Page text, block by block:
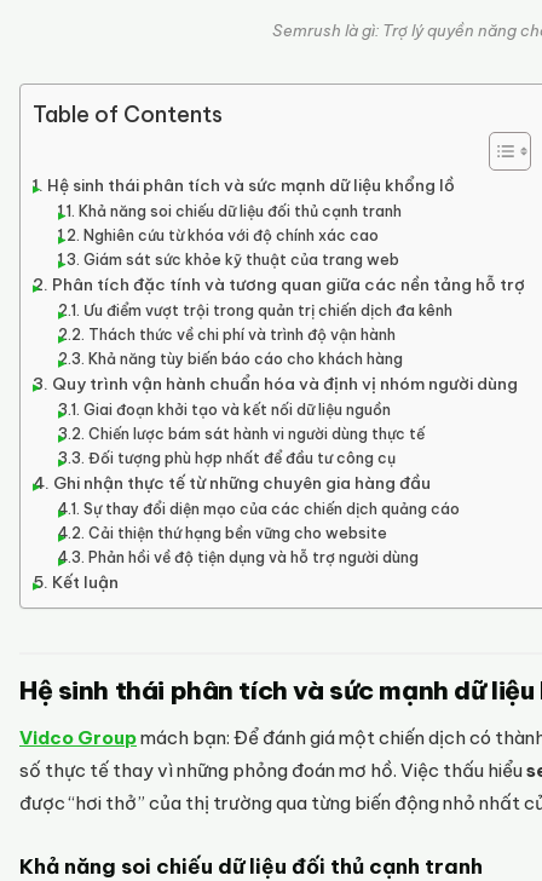
Semrush là gì: Trợ lý quyền năng
Table of Contents
Hệ sinh thái phân tích và sức mạnh dữ liệu khổng lồ
Khả năng soi chiếu dữ liệu đối thủ cạnh tranh
Nghiên cứu từ khóa với độ chính xác cao
Giám sát sức khỏe kỹ thuật của trang web
Phân tích đặc tính và tương quan giữa các nền tảng hỗ trợ
Ưu điểm vượt trội trong quản trị chiến dịch đa kênh
Thách thức về chi phí và trình độ vận hành
Khả năng tùy biến báo cáo cho khách hàng
Quy trình vận hành chuẩn hóa và định vị nhóm người dùng
Giai đoạn khởi tạo và kết nối dữ liệu nguồn
Chiến lược bám sát hành vi người dùng thực tế
Đối tượng phù hợp nhất để đầu tư công cụ
Ghi nhận thực tế từ những chuyên gia hàng đầu
Sự thay đổi diện mạo của các chiến dịch quảng cáo
Cải thiện thứ hạng bền vững cho website
Phản hồi về độ tiện dụng và hỗ trợ người dùng
Kết luận
Hệ sinh thái phân tích và sức mạnh dữ
Vidco Groupmách bạn: Để đánh giá một chiến dịch có
số thực tế thay vì những phỏng đoán mơ hồ. Việc thấu hiểu
được “hơi thở” của thị trường qua từng biến động nhỏ nhất
Khả năng soi chiếu dữ liệu đối thủ cạnh tranh